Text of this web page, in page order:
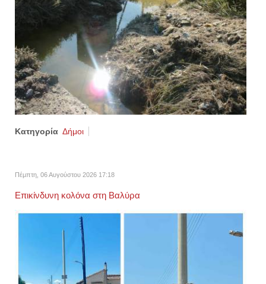
Κατηγορία Δήμοι
Πέμπτη, 06 Αυγούστου 2026 17:18
Επικίνδυνη κολόνα στη Βαλύρα